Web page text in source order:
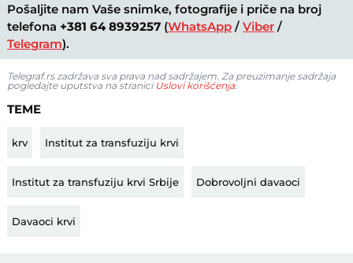
Pošaljite nam Vaše snimke, fotografije i priče na broj
telefona +381 64 8939257 (WhatsApp /Viber /
Telegram).
Telegraf.rs zadržava sva prava nad sadržajem. Za preuzimanje sadržaja
pogledajte uputstva na stranici Uslovi korišćenja.
TEME
krv Institut za transfuziju krvi
Institut za transfuziju krvi Srbije Dobrovoljni davaoci
Davaoci krvi